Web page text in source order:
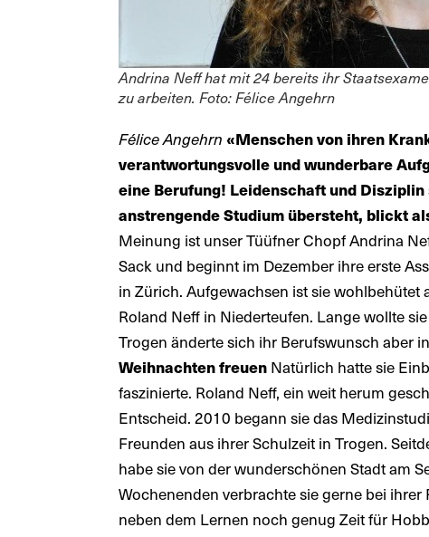
Andrina Neff hat mit 24 bereits ihr
zu arbeiten. Foto: Félice Angehrn
Félice Angehrn «Menschen von ihren
verantwortungsvolle und wunderbare
eine Berufung! Leidenschaft und
anstrengende Studium übersteht, blickt
Meinung ist unser Tüüfner Chopf Andrina
Sack und beginnt im Dezember ihre erste
in Zürich. Aufgewachsen ist sie
Roland Neff in Niederteufen. Lange wollte
Trogen änderte sich ihr Berufswunsch aber
Weihnachten freuen Natürlich hatte sie
faszinierte. Roland Neff, ein weit herum
Entscheid. 2010 begann sie das
Freunden aus ihrer Schulzeit in Trogen.
habe sie von der wunderschönen Stadt am
Wochenenden verbrachte sie gerne bei
neben dem Lernen noch genug Zeit für